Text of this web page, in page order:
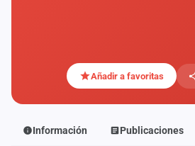
Añadir a favoritas
Información Publicaciones
Componentes
Fichajes
Agencias